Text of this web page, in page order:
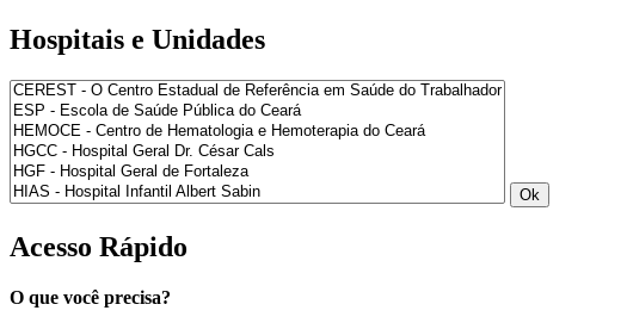
Hospitais e Unidades
Acesso Rápido
O que você precisa?